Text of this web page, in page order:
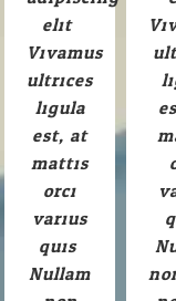
elit.
Vivamus
ultrices
ligula
est, at
mattis
orci
varius
quis.
Nullam